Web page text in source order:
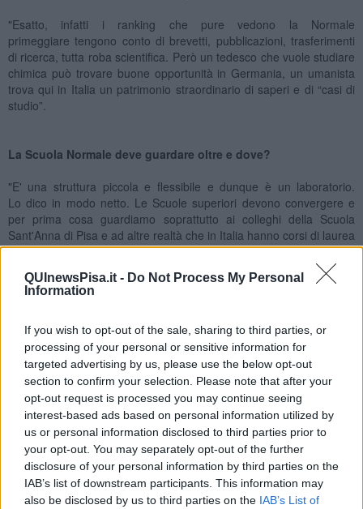
QUInewsPisa.it - Do Not Process My Personal
Information
If you wish to opt-out of the sale, sharing to third parties, or
processing of your personal or sensitive information for
targeted advertising by us, please use the below opt-out
section to confirm your selection. Please note that after your
opt-out request is processed you may continue seeing
interest-based ads based on personal information utilized by
us or personal information disclosed to third parties prior to
your opt-out. You may separately opt-out of the further
disclosure of your personal information by third parties on the
IAB’s list of downstream participants. This information may
also be disclosed by us to third parties on the IAB’s List of
"Esatto, infatti i ranking che pure vedono la Normale
primeggiare tengono conto di brevetti, pubblicazioni, trasferimenti
di ricerca, tutta roba scientifica. Però un tedesco che vuole studiare
chimica può trovare buone opportunità in Germania, un umanista
trova qui in Italia un patrimonio straordinario di saperi e di “casi di
studio”.
La Scuola Normale deve guardare oltre e dove?
"E' una struttura piccola e flessibile e dunque è un laboratorio.
Lo dico in modo netto. Le Scuole superiori devono convergere e
per prima cosa guardiamo soprattutto ai colleghi della Scuola
Sant'Anna di Pisa e ad altre realtà che in Italia hanno corsi di laurea
e dottorati. E poi le dirò di più"
Cosa?
della Scuola Sant’Anna studiano lì. Pur nelle specificità, non
possiamo che avere una visione almeno regionale. E le assicuro
che un sistema universitario regionale che possa integrare le
università generaliste con le eccellenze può essere da modello per
l'intero Paese".
Tutto questo è molto affascinante. Poi però ci sono i problemi
di tutti i giorni. Ad esempio la movida di Piazza dei Cavalieri,
che condiziona pesantemente anche la vostra sede storica e
principale, palazzo della Carovana.